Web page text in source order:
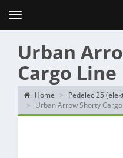
Topten
Menu
Urban
Cargo Line
Home
Pedelec 25
Urban Arrow Shorty